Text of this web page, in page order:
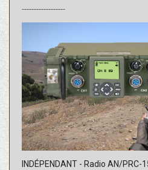
------------------
INDÉPENDANT - Radio AN/